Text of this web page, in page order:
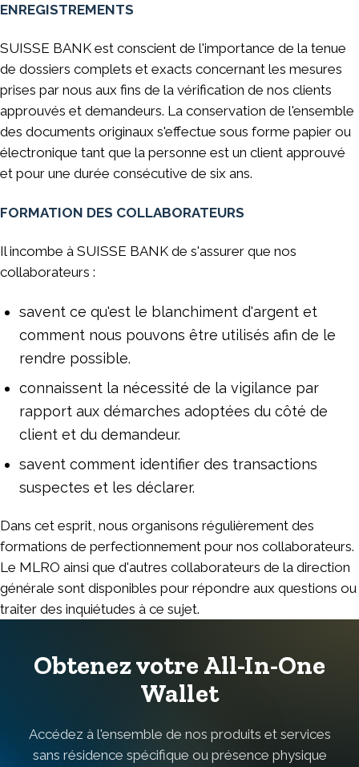
ENREGISTREMENTS
SUISSE BANK est conscient de l'importance de la tenue
de dossiers complets et exacts concernant les mesures
prises par nous aux fins de la vérification de nos clients
approuvés et demandeurs. La conservation de l'ensemble
des documents originaux s'effectue sous forme papier ou
électronique tant que la personne est un client approuvé
et pour une durée consécutive de six ans.
FORMATION DES COLLABORATEURS
Il incombe à SUISSE BANK de s'assurer que nos
collaborateurs :
savent ce qu'est le blanchiment d'argent et
comment nous pouvons être utilisés afin de le
rendre possible.
connaissent la nécessité de la vigilance par
rapport aux démarches adoptées du côté de
client et du demandeur.
savent comment identifier des transactions
suspectes et les déclarer.
Dans cet esprit, nous organisons régulièrement des
formations de perfectionnement pour nos collaborateurs.
Le MLRO ainsi que d'autres collaborateurs de la direction
générale sont disponibles pour répondre aux questions ou
traiter des inquiétudes à ce sujet.
Obtenez votre All-In-One
Wallet
Accédez à l'ensemble de nos produits et services
sans résidence spécifique ou présence physique